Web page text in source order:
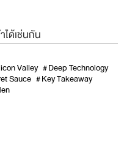
ได้เช่นกัน
Valley
Deep Technology
Sauce
Key Takeaway